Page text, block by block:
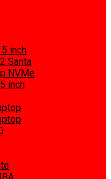
inch
Santa
NVMe
inch